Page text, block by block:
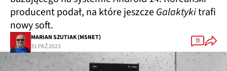
producent podał, na które jeszczeGalaktykitrafi
nowy soft.
MARIAN SZUTIAK (MSNET)
31 PAŹ 2023
11